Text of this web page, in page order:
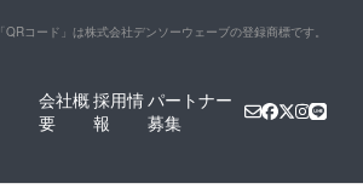
「QRコード」は株式会社デンソーウェーブの登録商標です。
会社概
要
採用情
報
パートナー
募集